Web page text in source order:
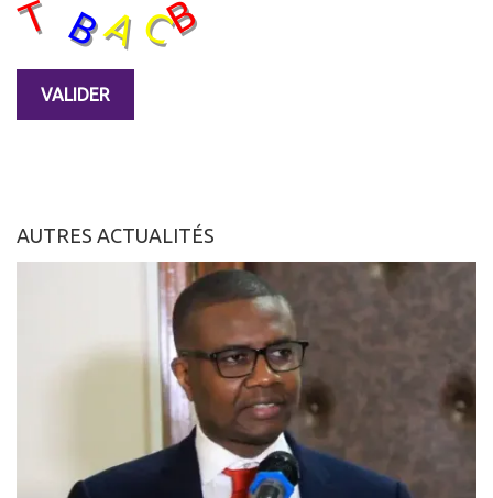
AUTRES ACTUALITÉS